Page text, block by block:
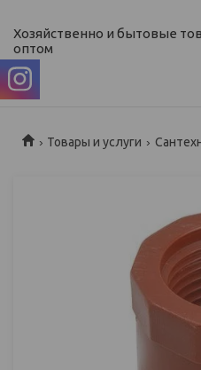
Хозяйственно и бытовые
оптом
Товары и услуги